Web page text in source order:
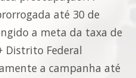
até 30 de
a meta da taxa de
Distrito Federal
a campanha até